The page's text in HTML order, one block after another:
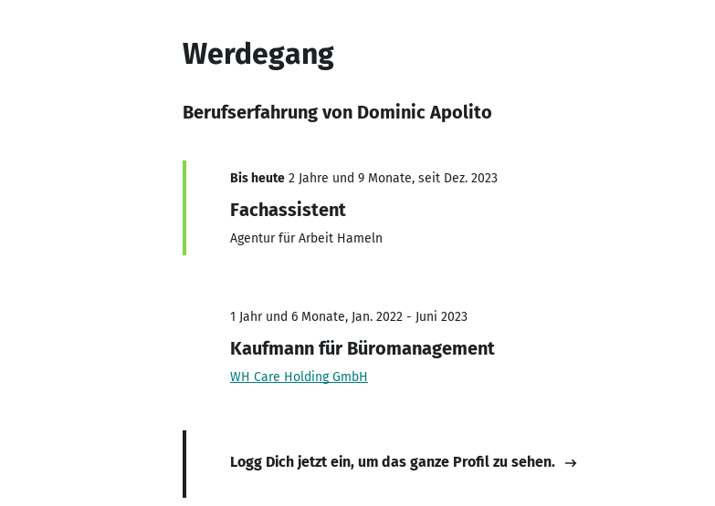
Werdegang
Berufserfahrung von Dominic Apolito
Bis heute 2 Jahre und 9 Monate, seit Dez. 2023
Fachassistent
Agentur für Arbeit Hameln
1 Jahr und 6 Monate, Jan. 2022 - Juni 2023
Kaufmann für Büromanagement
WH Care Holding GmbH
Logg Dich jetzt ein, um das ganze Profil zu sehen.